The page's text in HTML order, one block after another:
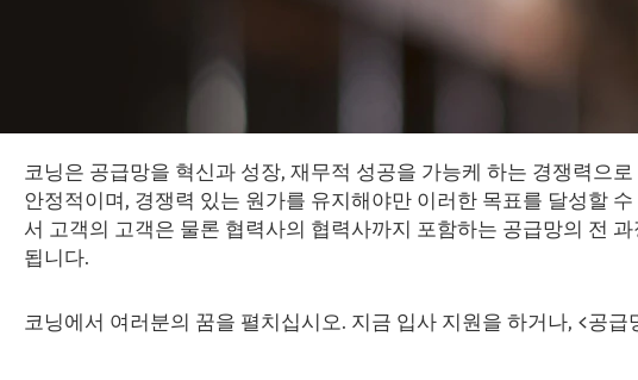
코닝은 공급망을 혁신과 성장, 재무적 성공을 가능케 하는 경쟁력으
안정적이며, 경쟁력 있는 원가를 유지해야만 이러한 목표를 달성할
서 고객의 고객은 물론 협력사의 협력사까지 포함하는 공급망의 전
됩니다.
코닝에서 여러분의 꿈을 펼치십시오. 지금 입사 지원을 하거나, <공